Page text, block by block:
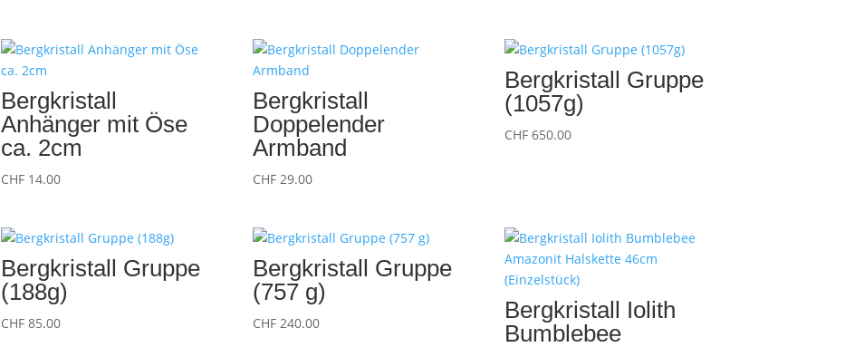
Bergkristall
Anhänger mit Öse
ca. 2cm
CHF 14.00
Bergkristall
Doppelender
Armband
CHF 29.00
Bergkristall Gruppe
(1057g)
CHF 650.00
Bergkristall Gruppe
(188g)
CHF 85.00
Bergkristall Gruppe
(757 g)
CHF 240.00
Bergkristall Iolith
Bumblebee